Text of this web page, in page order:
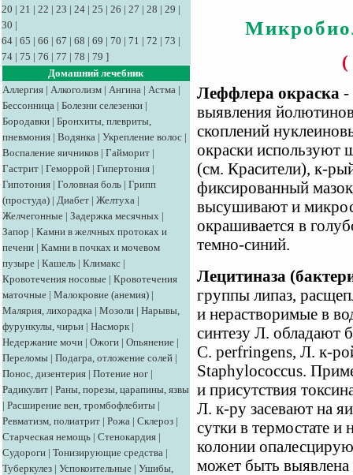
20 | 21 | 22 | 23 | 24 | 25 | 26 | 27 | 28 | 29 |
30 |
64 | 65 | 66 | 67 | 68 | 69 | 70 | 71 | 72 | 73 |
74 | 75 | 76 | 77 | 78 | 79 ]
Домашний лечебник
Аллергия | Алкоголизм | Ангина | Астма |
Бессонница | Болезни селезенки |
Бородавки | Бронхиты, плевриты,
пневмония | Водянка | Укрепление волос |
Воспаление яичников | Гайморит |
Гастрит | Геморрой | Гипертония |
Гипотония | Головная боль | Грипп
(простуда) | Диабет | Желтуха |
Желчегонные | Задержка месячных |
Запор | Камни в желчных протоках и
печени | Камни в почках и мочевом
пузыре | Кашель | Климакс |
Кровотечения носовые | Кровотечения
маточные | Малокровие (анемия) |
Малярия, лихорадка | Мозоли | Нарывы,
фурункулы, чирьи | Насморк |
Недержание мочи | Ожоги | Опьянение |
Переломы | Подагра, отложение солей |
Понос, дизентерия | Потение ног |
Радикулит | Раны, порезы, царапины, язвы
| Расширение вен, тромбофлебиты |
Ревматизм, полиатрит | Рожа | Склероз |
Старческая немощь | Стенокардия |
Судороги | Тонизирующие средства |
Туберкулез | Успокоительные | Ушибы,
Леффлера окраска -
выявления
скоплений
окраски используют
(см. Красители), к-
фиксированный
высушивают и
окрашивается в
темно-синий.
Лецитиназа
группы липаз,
и нерастворимые в
синтезу Л. обладают
С. perfringens, Л. к-
Staphylococcus.
и присутствия
Л. к-ру засевают на
сутки в термостате
колонии
может быть